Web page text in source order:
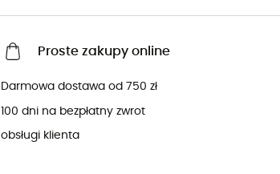
Proste zakupy online
Darmowa dostawa od 750 zł
100 dni na bezpłatny zwrot
obsługi klienta